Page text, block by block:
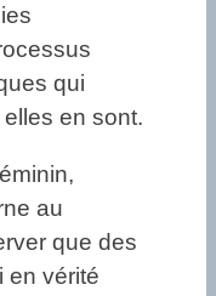
qui
en sont.
au
que des
en vérité